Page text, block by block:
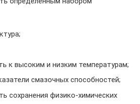
к высоким и низким температурам;
смазочных способностей;
сохранения физико-химических